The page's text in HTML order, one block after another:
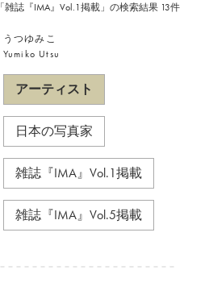
「雑誌『IMA』Vol.1掲載」の検索結果 13件
うつゆみこ
Yumiko Utsu
アーティスト
日本の写真家
雑誌『IMA』Vol.1掲載
雑誌『IMA』Vol.5掲載